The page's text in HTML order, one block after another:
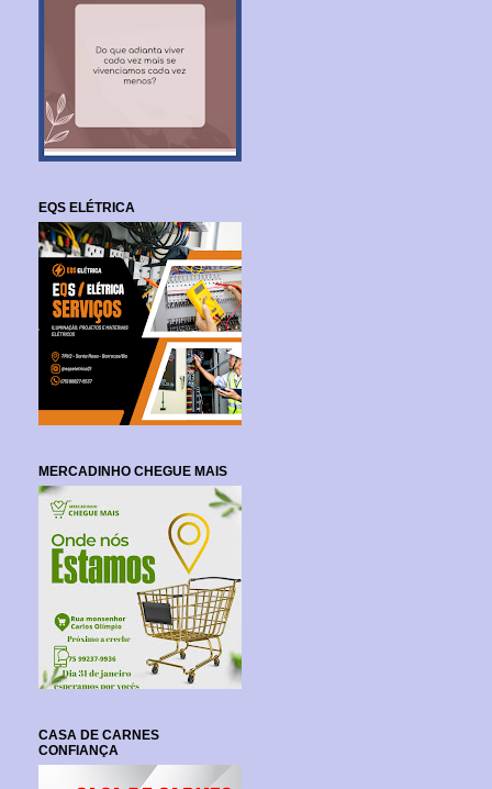
EQS ELÉTRICA
MERCADINHO CHEGUE MAIS
CASA DE CARNES
CONFIANÇA